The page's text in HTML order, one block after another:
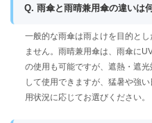
Q. 雨傘と雨晴兼用傘の違いは
一般的な雨傘は雨よけを目的と
ません。雨晴兼用傘は、雨傘に
の使用も可能ですが、遮熱・遮
して使用できますが、猛暑や強
用状況に応じてお選びください。